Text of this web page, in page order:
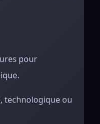
pour
technologique ou